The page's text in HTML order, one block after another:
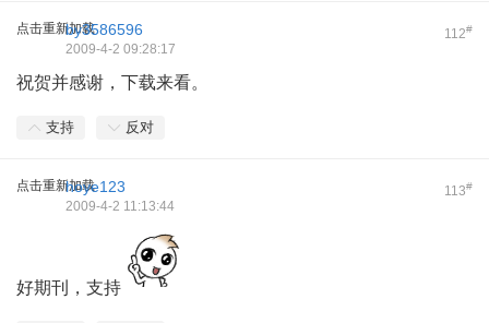
点击重新加载 112#
by3586596
2009-4-2 09:28:17
祝贺并感谢，下载来看。
支持 反对
点击重新加载 113#
hoye123
2009-4-2 11:13:44
好期刊，支持